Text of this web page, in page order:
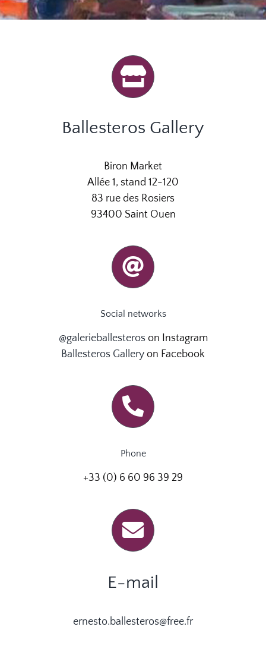
Ballesteros Gallery
Biron Market
Allée 1, stand 12-120
83 rue des Rosiers
93400 Saint Ouen
Social networks
@galerieballesteroson Instagram
Ballesteros Gallery on Facebook
Phone
+33 (0) 6 60 96 39 29
E-mail
ernesto.ballesteros@free.fr